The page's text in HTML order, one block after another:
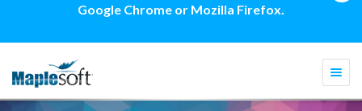
Google Chrome or Mozilla Firefox.